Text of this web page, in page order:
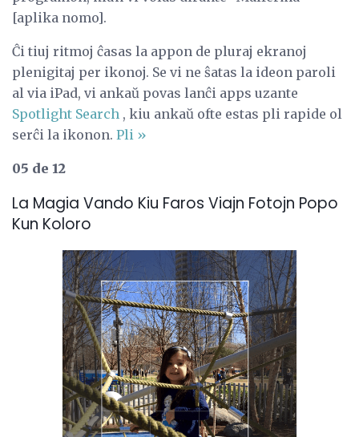
[aplika nomo].
Ĉi tiuj ritmoj ĉasas la appon de pluraj ekranoj
plenigitaj per ikonoj. Se vi ne ŝatas la ideon paroli
al via iPad, vi ankaŭ povas lanĉi apps uzante
Spotlight Search , kiu ankaŭ ofte estas pli rapide ol
serĉi la ikonon. Pli »
05 de 12
La Magia Vando Kiu Faros Viajn Fotojn Popo
Kun Koloro